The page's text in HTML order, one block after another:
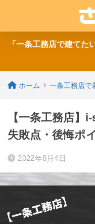
「一条工務店で建てた
ホーム 一条工務店で
【一条工務店
失敗点・後悔ポ
2022年8月4日